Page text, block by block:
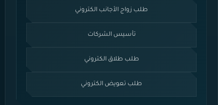
طلب زواج الأجانب الكتروني
تأسيس الشركات
طلب طلاق الكتروني
طلب تعويض الكتروني